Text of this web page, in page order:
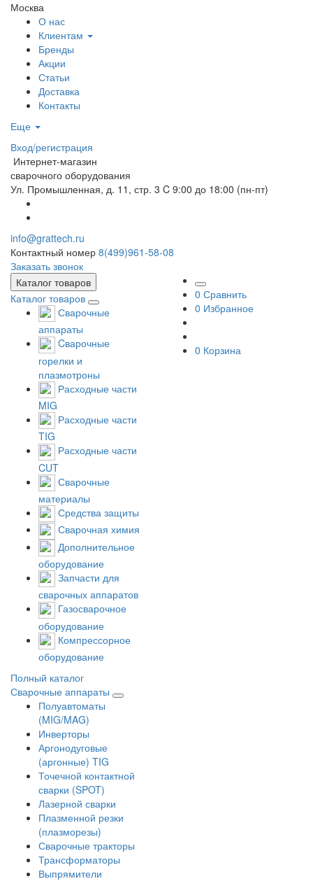
Москва
О нас
Клиентам
Бренды
Акции
Статьи
Доставка
Контакты
Еще
Вход/регистрация
Интернет-магазин
сварочного оборудования
Ул. Промышленная, д. 11, стр. 3 C 9:00 до 18:00 (пн-пт)
info@grattech.ru
Контактный номер 8(499)961-58-08
Заказать звонок
Каталог товаров
Каталог товаров
Сварочные
аппараты
Cварочные
горелки и
плазмотроны
Расходные части
MIG
Расходные части
TIG
Расходные части
CUT
Сварочные
материалы
Средства защиты
Сварочная химия
Дополнительное
оборудование
Запчасти для
сварочных аппаратов
Газосварочное
оборудование
Компрессорное
оборудование
Полный каталог
Сварочные аппараты
Полуавтоматы
(MIG/MAG)
Инверторы
Аргонодуговые
(аргонные) TIG
Точечной контактной
сварки (SPOT)
Лазерной сварки
Плазменной резки
(плазморезы)
Сварочные тракторы
Трансформаторы
Выпрямители
0 Сравнить
0 Избранное
0 Корзина